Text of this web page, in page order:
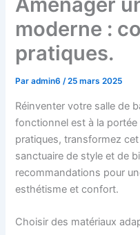
moderne :
pratiques.
Paradmin6/25 mars 2025
Réinventer votre salle de
fonctionnel est à la
pratiques, transformez
sanctuaire de style et de
recommandations pour
esthétisme et confort.
Choisir des matériaux